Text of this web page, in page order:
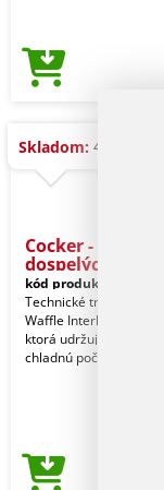
Skladom: 4.200 ks
Cocker - Tričko
dospelých
kód produktu:
Technické tričko
Waffle Interlock s
ktorá udržuje pokožku
chladnú počas fy